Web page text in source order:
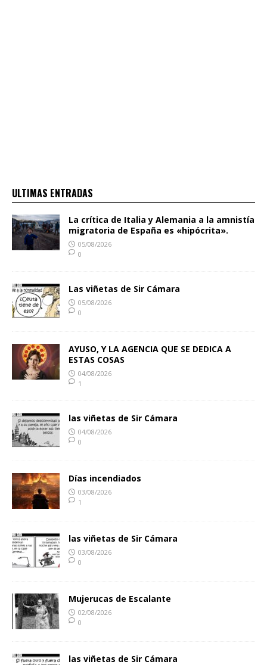
ULTIMAS ENTRADAS
La crítica de Italia y Alemania a la amnistía
migratoria de España es «hipócrita».
05/08/2026
0
Las viñetas de Sir Cámara
05/08/2026
0
AYUSO, Y LA AGENCIA QUE SE DEDICA A
ESTAS COSAS
04/08/2026
1
las viñetas de Sir Cámara
04/08/2026
0
Días incendiados
03/08/2026
1
las viñetas de Sir Cámara
03/08/2026
0
Mujerucas de Escalante
02/08/2026
0
las viñetas de Sir Cámara